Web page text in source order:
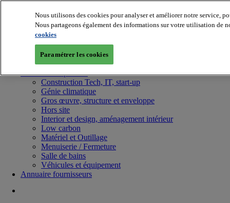
Batiradio
Articles & expertises
Construction Tech, IT, start-up
Génie climatique
Gros œuvre, structure et enveloppe
Hors site
Interior et design, aménagement intérieur
Low carbon
Matériel et Outillage
Menuiserie / Fermeture
Salle de bains
Véhicules et équipement
Annuaire fournisseurs
Nous utilisons des cookies pour analyser et améliorer notre service,
Nous partageons également des informations sur votre utilisation de
cookies
Paramétrer les cookies